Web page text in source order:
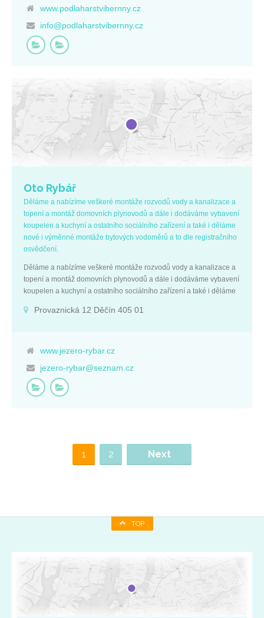
www.podlaharstvibernny.cz
info@podlaharstvibernny.cz
Oto Rybář
Děláme a nabízíme veškeré montáže rozvodů vody a kanalizace a
topení a montáž domovních plynovodů a dále i dodáváme vybavení
koupelen a kuchyní a ostatního sociálního zařízení a také i děláme
nové i výměnné montáže bytových vodoměrů a to dle registračního
osvědčení.
Děláme a nabízíme veškeré montáže rozvodů vody a kanalizace a
topení a montáž domovních plynovodů a dále i dodáváme vybavení
koupelen a kuchyní a ostatního sociálního zařízení a také i děláme
osvědčení.
Provaznická 12 Děčín 405 01
www.jezero-rybar.cz
jezero-rybar@seznam.cz
1 2 Next
TOP